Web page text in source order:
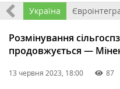
Все Україна
Розмінування
продовжується —
13 червня 2023, 18:00 87